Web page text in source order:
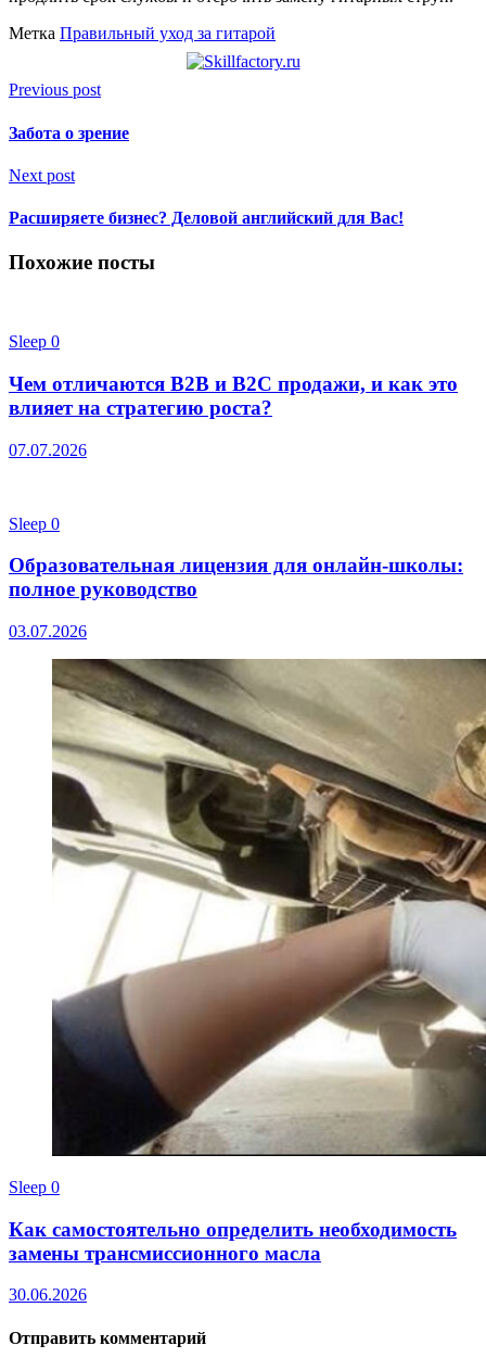
Метка Правильный уход за гитарой
Previous post
Забота о зрение
Next post
Расширяете бизнес? Деловой английский для Вас!
Похожие посты
Sleep 0
Чем отличаются B2B и B2C продажи, и как это
влияет на стратегию роста?
07.07.2026
Sleep 0
Образовательная лицензия для онлайн-школы:
полное руководство
03.07.2026
Sleep 0
Как самостоятельно определить необходимость
замены трансмиссионного масла
30.06.2026
Отправить комментарий